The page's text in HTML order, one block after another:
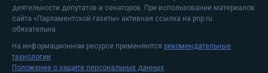
деятельности депутатов и сенаторов. При использовании материалов
сайта «Парламентской газеты» активная ссылка на pnp.ru
обязательна.
На информационном ресурсе применяются рекомендательные
технологии
Положение о защите персональных данных